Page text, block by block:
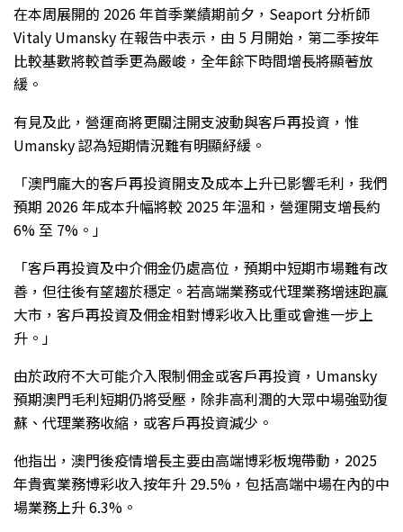
在本周展開的 2026 年首季業績期前夕，Seaport 分析師
Vitaly Umansky 在報告中表示，由 5 月開始，第二季按年
比較基數將較首季更為嚴峻，全年餘下時間增長將顯著放
緩。
有見及此，營運商將更關注開支波動與客戶再投資，惟
Umansky 認為短期情況難有明顯紓緩。
「澳門龐大的客戶再投資開支及成本上升已影響毛利，我們
預期 2026 年成本升幅將較 2025 年溫和，營運開支增長約
6% 至 7%。」
「客戶再投資及中介佣金仍處高位，預期中短期市場難有改
善，但往後有望趨於穩定。若高端業務或代理業務增速跑贏
大市，客戶再投資及佣金相對博彩收入比重或會進一步上
升。」
由於政府不大可能介入限制佣金或客戶再投資，Umansky
預期澳門毛利短期仍將受壓，除非高利潤的大眾中場強勁復
蘇、代理業務收縮，或客戶再投資減少。
他指出，澳門後疫情增長主要由高端博彩板塊帶動，2025
年貴賓業務博彩收入按年升 29.5%，包括高端中場在內的中
場業務上升 6.3%。